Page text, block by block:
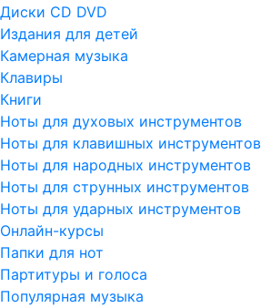
Диски CD DVD
Издания для детей
Камерная музыка
Клавиры
Книги
Ноты для духовых инструментов
Ноты для клавишных инструментов
Ноты для народных инструментов
Ноты для струнных инструментов
Ноты для ударных инструментов
Онлайн-курсы
Папки для нот
Партитуры и голоса
Популярная музыка